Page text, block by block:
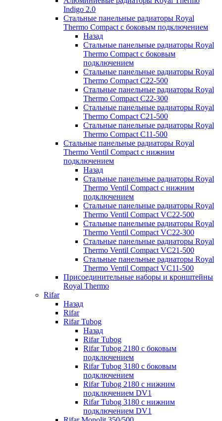
Indigo 2.0
Стальные панельные радиаторы Royal
Thermo Compact с боковым подключением
Назад
Стальные панельные радиаторы Royal
Thermo Compact с боковым
подключением
Стальные панельные радиаторы Royal
Thermo Compact C22-500
Стальные панельные радиаторы Royal
Thermo Compact C22-300
Стальные панельные радиаторы Royal
Thermo Compact C21-500
Стальные панельные радиаторы Royal
Thermo Compact C11-500
Стальные панельные радиаторы Royal
Thermo Ventil Compact с нижним
подключением
Назад
Стальные панельные радиаторы Royal
Thermo Ventil Compact с нижним
подключением
Стальные панельные радиаторы Royal
Thermo Ventil Compact VC22-500
Стальные панельные радиаторы Royal
Thermo Ventil Compact VC22-300
Стальные панельные радиаторы Royal
Thermo Ventil Compact VC21-500
Стальные панельные радиаторы Royal
Thermo Ventil Compact VC11-500
Присоединительные наборы и кронштейны
Royal Thermo
Rifar
Назад
Rifar
Rifar Tubog
Назад
Rifar Tubog
Rifar Tubog 2180 с боковым
подключением
Rifar Tubog 3180 с боковым
подключением
Rifar Tubog 2180 с нижним
подключением DV1
Rifar Tubog 3180 с нижним
подключением DV1